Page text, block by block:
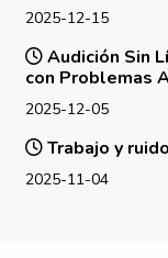
2025-12-15
Audición Sin
con Problemas
2025-12-05
Trabajo y
2025-11-04